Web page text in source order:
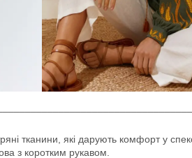
тканини, які дарують комфорт у
з коротким рукавом.